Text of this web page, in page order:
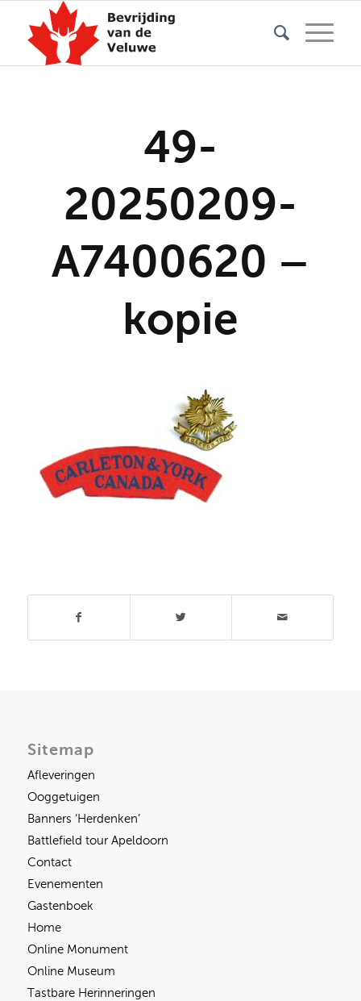
49-
20250209-
A7400620 –
kopie
Sitemap
Afleveringen
Ooggetuigen
Banners ‘Herdenken’
Battlefield tour Apeldoorn
Contact
Evenementen
Gastenboek
Home
Online Monument
Online Museum
Tastbare Herinneringen